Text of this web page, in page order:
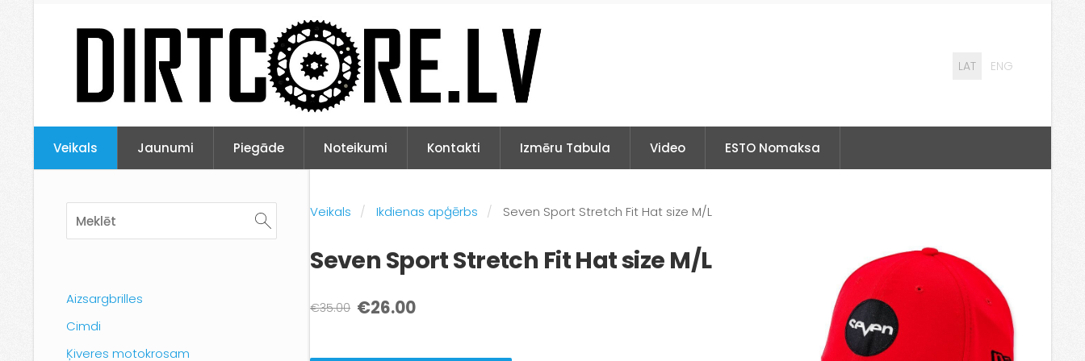
LAT ENG
Veikals Jaunumi Piegāde Noteikumi Kontakti Izmēru Tabula Video ESTO Nomaksa
Aizsargbrilles
Cimdi
Ķiveres motokrosam
Veikals Ikdienas apģērbs Seven Sport Stretch Fit Hat size M/L
Seven Sport Stretch Fit Hat size M/L
€35.00 €26.00